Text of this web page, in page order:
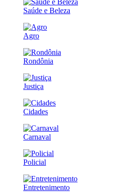
Saúde e Beleza
Agro
Rondônia
Justiça
Cidades
Carnaval
Policial
Entretenimento